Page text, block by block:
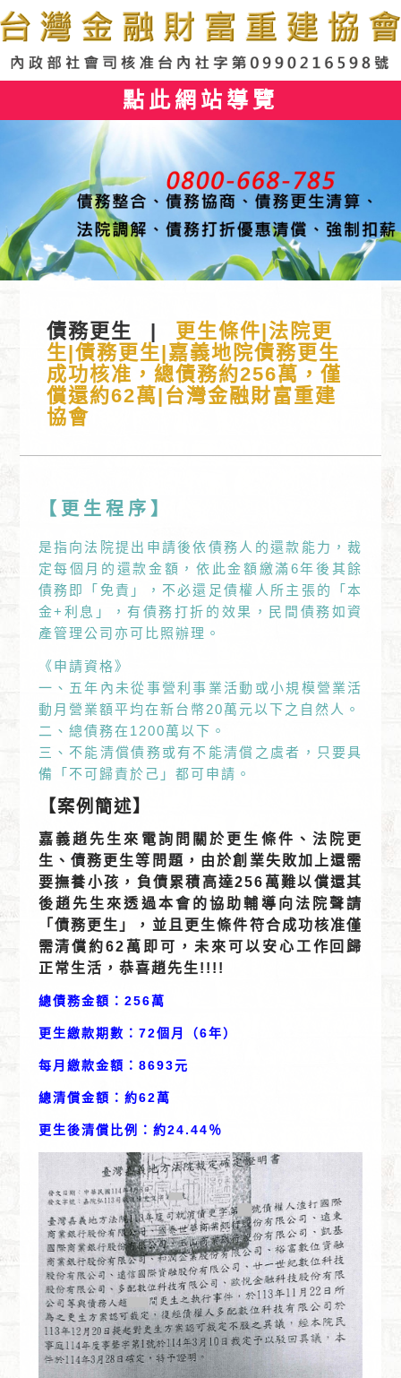
點此網站導覽
債務更生
更生條件|法院更
生|債務更生|嘉義地院債務更生
成功核准，總債務約256萬，僅
償還約62萬|台灣金融財富重建
協會
【更生程序】
是指向法院提出申請後依債務人的還款能力，裁
定每個月的還款金額，依此金額繳滿6年後其餘
債務即「免責」，不必還足債權人所主張的「本
金+利息」，有債務打折的效果，民間債務如資
產管理公司亦可比照辦理。
《申請資格》
一、五年內未從事營利事業活動或小規模營業活
動月營業額平均在新台幣20萬元以下之自然人。
二、總債務在1200萬以下。
三、不能清償債務或有不能清償之虞者，只要具
備「不可歸責於己」都可申請。
【案例簡述】
嘉義趙先生來電詢問關於更生條件、法院更
生、債務更生等問題，由於創業失敗加上還需
要撫養小孩，負債累積高達256萬難以償還其
後趙先生來透過本會的協助輔導向法院聲請
「債務更生」，並且更生條件符合成功核准僅
需清償約62萬即可，未來可以安心工作回歸
正常生活，恭喜趙先生!!!!
總債務金額：256萬
更生繳款期數：72個月（6年）
每月繳款金額：8693元
總清償金額：約62萬
更生後清償比例：約24.44％